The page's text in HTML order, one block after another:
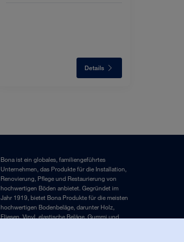
Details
Bona ist ein globales, familiengeführtes
Unternehmen, das Produkte für die Installation,
Renovierung, Pflege und Restaurierung von
hochwertigen Böden anbietet. Gegründet im
Jahr 1919, bietet Bona Produkte für die meisten
hochwertigen Bodenbeläge, darunter Holz,
Fliesen, Vinyl, elastische Beläge, Gummi und